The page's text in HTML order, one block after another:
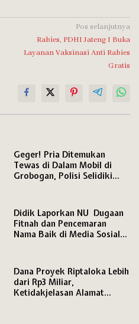
Pos selanjutnya
Rabies, PDHI Jateng I Buka
Layanan Vaksinasi Anti Rabies
Gratis
Geger! Pria Ditemukan
Tewas di Dalam Mobil di
Grobogan, Polisi Selidiki
Didik Laporkan NU Dugaan
Fitnah dan Pencemaran
Nama Baik di Media Sosial
Dana Proyek Riptaloka Lebih
dari Rp3 Miliar,
Ketidakjelasan Alamat